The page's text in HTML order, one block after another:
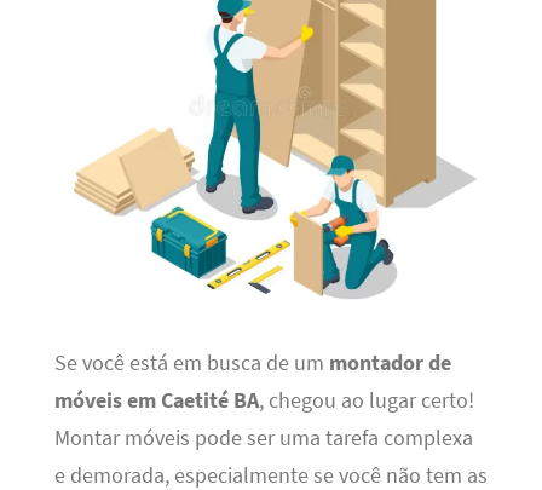
Se você está em busca de um montador de
móveis em Caetité BA, chegou ao lugar certo!
Montar móveis pode ser uma tarefa complexa
e demorada, especialmente se você não tem as